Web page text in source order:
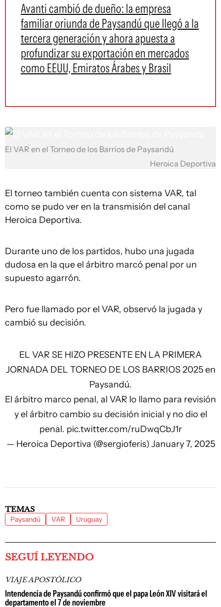
Avanti cambió de dueño: la empresa
familiar oriunda de Paysandú que llegó a la
tercera generación y ahora apuesta a
profundizar su exportación en mercados
como EEUU, Emiratos Árabes y Brasil
El VAR en el Torneo de los Barrios de Paysandú
Heroica Deportiva
El torneo también cuenta con sistema VAR, tal
como se pudo ver en la transmisión del canal
Heroica Deportiva.
Durante uno de los partidos, hubo una jugada
dudosa en la que el árbitro marcó penal por un
supuesto agarrón.
Pero fue llamado por el VAR, observó la jugada y
cambió su decisión.
EL VAR SE HIZO PRESENTE EN LA PRIMERA
JORNADA DEL TORNEO DE LOS BARRIOS 2025 en
Paysandú.
El árbitro marco penal, al VAR lo llamo para revisión
y el árbitro cambio su decisión inicial y no dio el
penal. pic.twitter.com/ruDwqCbJ1r
— Heroica Deportiva (@sergioferis) January 7, 2025
TEMAS
Paysandú VAR Uruguay
SEGUÍ LEYENDO
VIAJE APOSTÓLICO
Intendencia de Paysandú confirmó que el papa León XIV visitará el
departamento el 7 de noviembre